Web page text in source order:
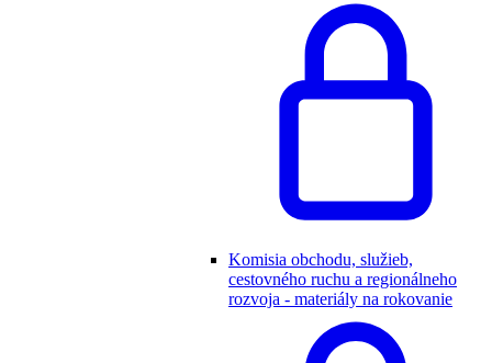
Komisia obchodu, služieb,
cestovného ruchu a regionálneho
rozvoja - materiály na rokovanie